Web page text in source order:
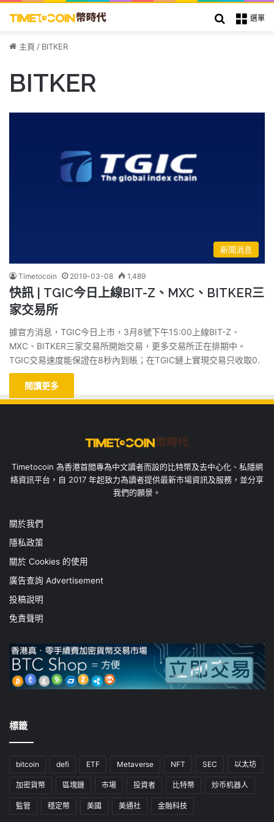
選單
搜索
主頁 / BITKER
BITKER
新聞消息
Timetocoin 2019-03-08 1,489
快訊 | TGIC今日上線BIT-Z、MXC、BITKER三
家交易所
據官方消息，TGIC今日上市，3月8號下午15:00上線BIT-Z、
MXC、BITKER三家交易所開始交易，更多交易所正在排期中。
TGIC交易速度能保證在8秒內到賬；在TGIC鏈上實現交易只收取0.
閱讀更多
Timetocoin 為香港首間專為中文讀者而設的比特幣及去中心化、私隱網
絡資訊平台，自 2017 年起致力為讀者提供最新市場資訊及服務，並分享
我們的願景。
關於我們
隱私政策
關於 Cookies 的使用
廣告查詢 Advertisement
投稿說明
免責聲明
標籤
bitcoin defi ETF Metaverse NFT SEC 以太坊
加密貨幣 區塊鏈 市場 投資者 比特幣 炒币机器人
監管 穩定幣 美國 美通社 金融科技